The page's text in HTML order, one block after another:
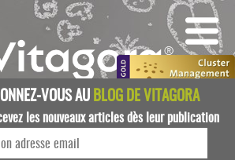
VOUS AUBLOG DE VITAGORA
les nouveaux articles dès leur publication